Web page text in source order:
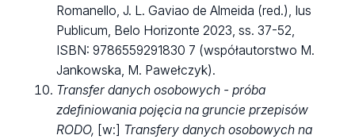
Romanello, J. L. Gaviao de Almeida (red.), Ius
Publicum, Belo Horizonte 2023, ss. 37-52,
ISBN: 9786559291830 7 (współautorstwo M.
Jankowska, M. Pawełczyk).
Transfer danych osobowych - próba
zdefiniowania pojęcia na gruncie przepisów
RODO, [w:] Transfery danych osobowych na